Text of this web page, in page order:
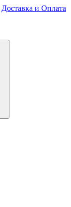
Доставка и Оплата